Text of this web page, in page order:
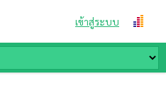
เข้าสู่ระบบ